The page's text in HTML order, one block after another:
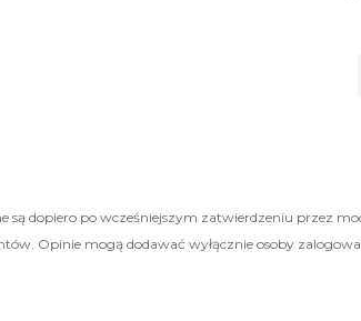
są dopiero po wcześniejszym zatwierdzeniu przez
Opinie mogą dodawać wyłącznie osoby